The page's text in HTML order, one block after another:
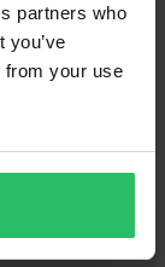
partners who
you’ve
from your use
1 Reviews
Catalizzato